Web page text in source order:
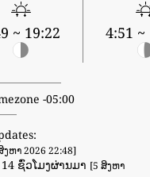
~ 19:22 4:51 ~
-05:00
ງຫາ 2026 22:48]
14 ຊົ່ວໂມງຜ່ານມາ [5 ສິງຫາ